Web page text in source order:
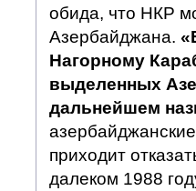
обида, что НКР
Азербайджана.
Нагорному
выделенных
дальнейшем
приходит
далеком 1988